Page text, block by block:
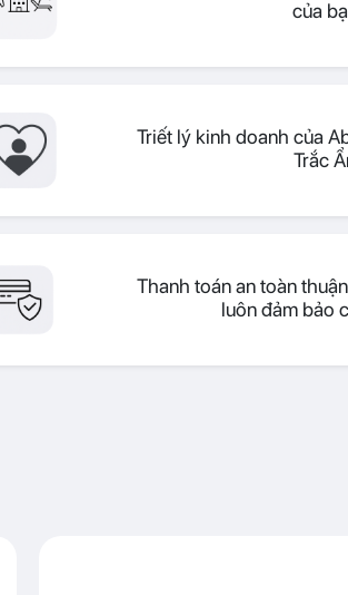
của
Triết lý kinh doanh của
Trắc
Thanh toán an toàn
luôn đảm bảo